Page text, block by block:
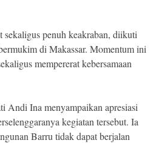
sekaligus penuh keakraban, diikuti
di Makassar. Momentum ini
mempererat kebersamaan
Andi Ina menyampaikan apresiasi
kegiatan tersebut. Ia
Barru tidak dapat berjalan